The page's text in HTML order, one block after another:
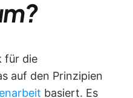
für die
auf den Prinzipien
basiert. Es